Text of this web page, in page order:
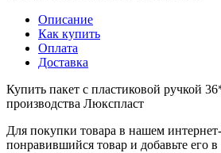
Описание
Как купить
Оплата
Доставка
Купить пакет с пластиковой ручкой
производства Люкспласт
Для покупки товара в нашем
понравившийся товар и добавьте его в